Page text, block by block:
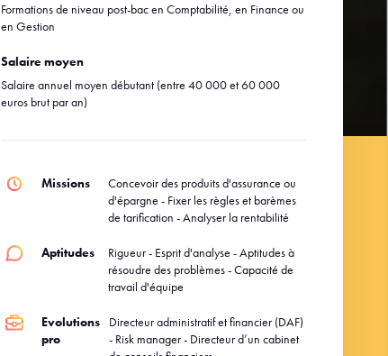
Formations de niveau post-bac en Comptabilité, en Finance ou
en Gestion
Salaire moyen
Salaire annuel moyen débutant (entre 40 000 et 60 000
euros brut par an)
Missions
Concevoir des produits d'assurance ou
d'épargne - Fixer les règles et barèmes
de tarification - Analyser la rentabilité
Aptitudes
Rigueur - Esprit d'analyse - Aptitudes à
résoudre des problèmes - Capacité de
travail d'équipe
Evolutions
pro
Directeur administratif et financier (DAF)
- Risk manager - Directeur d’un cabinet